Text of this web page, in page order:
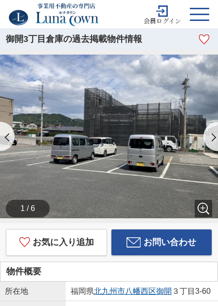
会員ログイン
御開3丁目倉庫の過去掲載物件情報
1 / 6
お気に入り追加 お問い合わせ
物件概要
所在地 福岡県北九州市八幡西区御開 ３丁目3-60